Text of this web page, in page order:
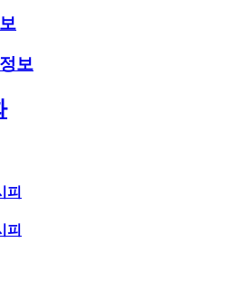
보
피
피